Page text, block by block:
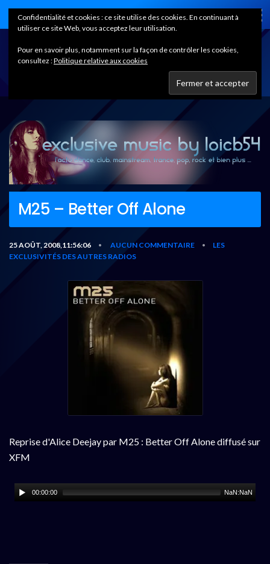
Home
M25 – Better Off Alone
25 AOÛT, 2008,11:56:06 • AUCUN COMMENTAIRE •
LES
EXCLUSIVITÉS DES AUTRES RADIOS
Reprise d'Alice Deejay par M25 : Better Off Alone diffusé sur
XFM
00:00:00 NaN:NaN
Confidentialité et cookies : ce site utilise des cookies. En continuant à
utiliser ce site Web, vous acceptez leur utilisation.
Pour en savoir plus, notamment sur la façon de contrôler les cookies,
consultez :Politique relative aux cookies